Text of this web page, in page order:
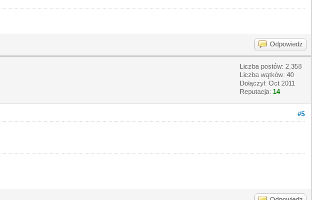
Odpowiedz
Liczba postów: 2,358
Liczba wątków: 40
Dołączył: Oct 2011
Reputacja: 14
#5